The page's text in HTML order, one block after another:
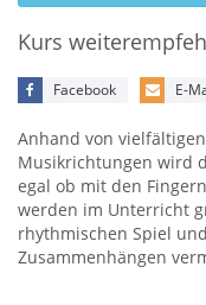
Kurs
Facebook E-
Anhand von
Musikrichtungen wird
egal ob mit den
werden im Unterricht
rhythmischen Spiel
Zusammenhängen